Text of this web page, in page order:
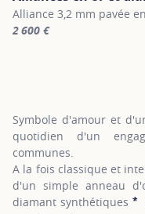
Alliance 3,2 mm pavée
2 600 €
Symbole d'amour et
quotidien d'un
communes.
A la fois classique et
d'un simple anneau
diamant synthétiques*